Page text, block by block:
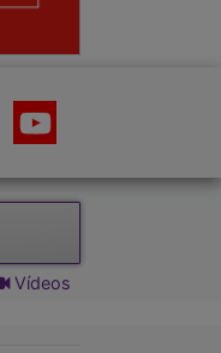
Vídeos